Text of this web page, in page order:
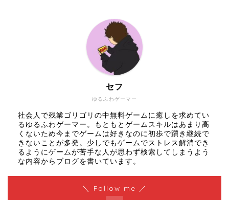
ゆるふわゲーマー
セフ
社会人で残業ゴリゴリの中無料ゲームに癒しを求めてい
るゆるふわゲーマー。もともとゲームスキルはあまり高
くないため今までゲームは好きなのに初歩で躓き継続で
きないことが多発。少しでもゲームでストレス解消でき
るようにゲームが苦手な人が思わず検索してしまうよう
な内容からブログを書いています。
＼ Follow me ／